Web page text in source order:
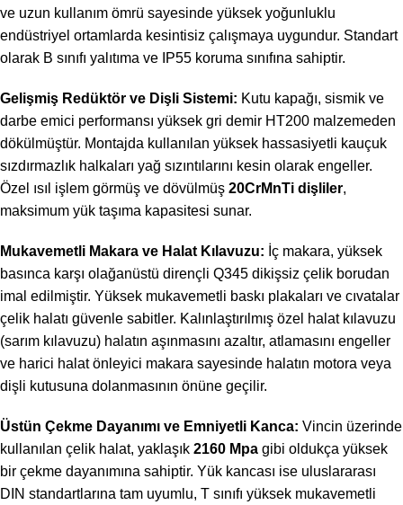
ve uzun kullanım ömrü sayesinde yüksek yoğunluklu
endüstriyel ortamlarda kesintisiz çalışmaya uygundur. Standart
olarak B sınıfı yalıtıma ve IP55 koruma sınıfına sahiptir.
Gelişmiş Redüktör ve Dişli Sistemi: Kutu kapağı, sismik ve
darbe emici performansı yüksek gri demir HT200 malzemeden
dökülmüştür. Montajda kullanılan yüksek hassasiyetli kauçuk
sızdırmazlık halkaları yağ sızıntılarını kesin olarak engeller.
Özel ısıl işlem görmüş ve dövülmüş 20CrMnTi dişliler,
maksimum yük taşıma kapasitesi sunar.
Mukavemetli Makara ve Halat Kılavuzu: İç makara, yüksek
basınca karşı olağanüstü dirençli Q345 dikişsiz çelik borudan
imal edilmiştir. Yüksek mukavemetli baskı plakaları ve cıvatalar
çelik halatı güvenle sabitler. Kalınlaştırılmış özel halat kılavuzu
(sarım kılavuzu) halatın aşınmasını azaltır, atlamasını engeller
ve harici halat önleyici makara sayesinde halatın motora veya
dişli kutusuna dolanmasının önüne geçilir.
Üstün Çekme Dayanımı ve Emniyetli Kanca: Vincin üzerinde
kullanılan çelik halat, yaklaşık 2160 Mpa gibi oldukça yüksek
bir çekme dayanımına sahiptir. Yük kancası ise uluslararası
DIN standartlarına tam uyumlu, T sınıfı yüksek mukavemetli